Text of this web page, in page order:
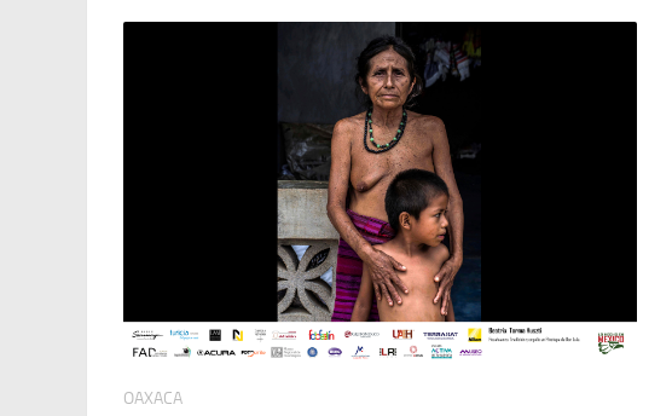
OAXACA